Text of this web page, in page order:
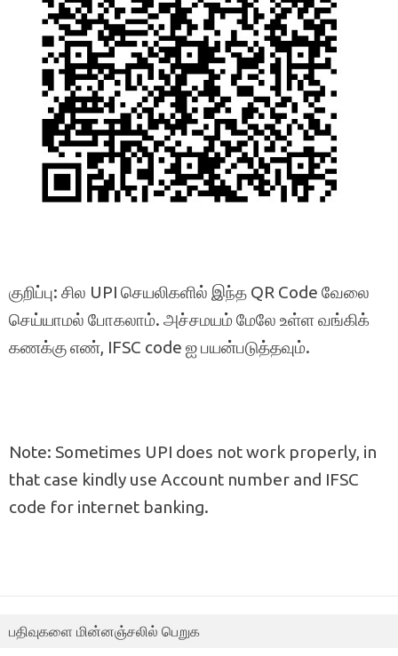
குறிப்பு: சில UPI செயலிகளில் இந்த QR Code வேலை
செய்யாமல் போகலாம். அச்சமயம் மேலே உள்ள வங்கிக்
கணக்கு எண், IFSC code ஐ பயன்படுத்தவும்.
Note: Sometimes UPI does not work properly, in
that case kindly use Account number and IFSC
code for internet banking.
பதிவுகளை மின்னஞ்சலில் பெறுக